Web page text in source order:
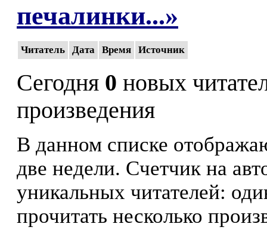
печалинки...»
Читатель Дата Время Источник
Сегодня 0 новых
произведения
В данном списке
две недели. Счетчик на
уникальных читателей:
прочитать несколько